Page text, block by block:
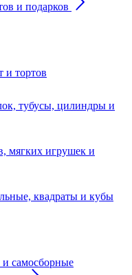
и подарков
и тортов
тубусы, цилиндры и
мягких игрушек и
квадраты и кубы
самосборные